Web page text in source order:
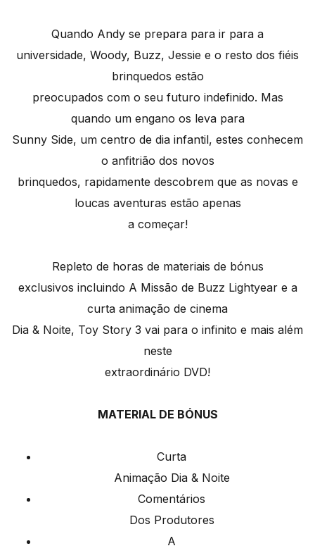
Quando Andy se prepara para ir para a
universidade, Woody, Buzz, Jessie e o resto dos fiéis
brinquedos estão
preocupados com o seu futuro indefinido. Mas
quando um engano os leva para
Sunny Side, um centro de dia infantil, estes conhecem
o anfitrião dos novos
brinquedos, rapidamente descobrem que as novas e
loucas aventuras estão apenas
a começar!
Repleto de horas de materiais de bónus
exclusivos incluindo A Missão de Buzz Lightyear e a
curta animação de cinema
Dia & Noite, Toy Story 3 vai para o infinito e mais além
neste
extraordinário DVD!
MATERIAL DE BÓNUS
Curta
Animação Dia & Noite
Comentários
Dos Produtores
A